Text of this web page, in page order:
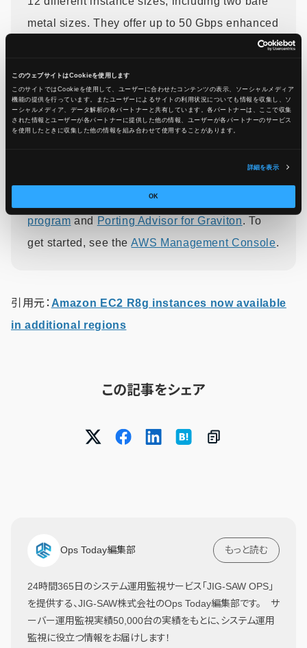
このウェブサイトはCookieを使用します
このサイトではCookieを使用して、ユーザーに合わせたコンテンツの表示、ソーシャルメディア
機能の提供を行っています。またユーザーによるサイトの利用状況についても情報を収集し、ソ
ーシャルメディア、データ解析の各パートナーと共有しています。各パートナーは、ここで収集
された情報とユーザーが各パートナーに提供した他の情報、ユーザーが各パートナーのサービス
を使用したときに収集した他の情報を組み合わせて使用​​することがあります。
詳細を表示
OK
metal sizes. They offer up to 50 Gbps enhanced
(Amazon EBS).
To learn more, seeAmazon EC2 R8g
AWS Graviton Fast Start
program and Porting Advisor for Graviton. To
get started, see theAWS Management Console.
引用元： Amazon EC2 R8g instances now available
in additional regions
この記事をシェア
Ops Today編集部 もっと読む
24時間365日のシステム運用監視サービス「JIG-SAW OPS」
を提供する、JIG-SAW株式会社のOps Today編集部です。 サ
ーバー運用監視実績50,000台の実績をもとに、システム運用
監視に役立つ情報をお届けします！